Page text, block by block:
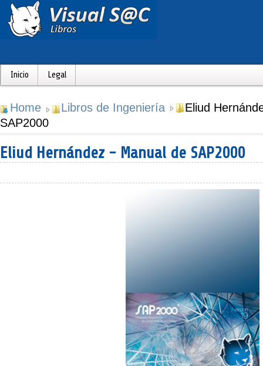
Inicio Legal
Home Libros de Ingeniería
Eliud
SAP2000
Eliud Hernández - Manual de SAP2000